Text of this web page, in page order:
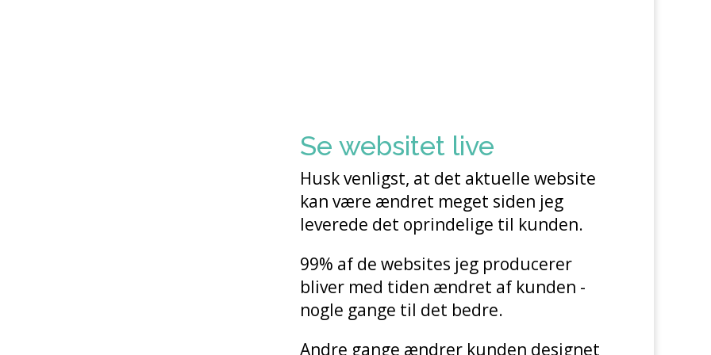
Se websitet live
Husk venligst, at det aktuelle website
kan være ændret meget siden jeg
leverede det oprindelige til kunden.
99% af de websites jeg producerer
bliver med tiden ændret af kunden -
nogle gange til det bedre.
Andre gange ændrer kunden designet